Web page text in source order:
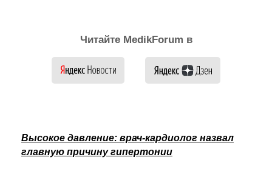
Читайте MedikForum в
Высокое давление: врач-кардиолог назвал
главную причину гипертонии